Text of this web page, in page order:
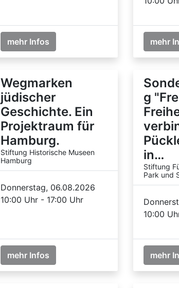
mehr Infos mehr
Wegmarken
jüdischer
Geschichte. Ein
Projektraum für
Hamburg.
Stiftung Historische Museen
Hamburg
Donnerstag, 06.08.2026
10:00 Uhr - 17:00 Uhr
mehr Infos
g
in…
Stiftung
Park und
10:00
mehr